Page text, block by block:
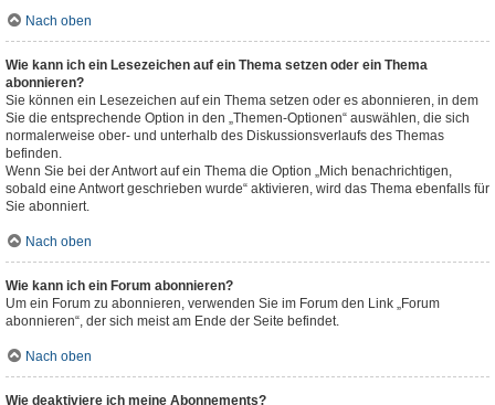
Nach oben
Wie kann ich ein Lesezeichen auf ein Thema setzen oder ein Thema
abonnieren?
Sie können ein Lesezeichen auf ein Thema setzen oder es abonnieren, in dem
Sie die entsprechende Option in den „Themen-Optionen“ auswählen, die sich
normalerweise ober- und unterhalb des Diskussionsverlaufs des Themas
befinden.
Wenn Sie bei der Antwort auf ein Thema die Option „Mich benachrichtigen,
sobald eine Antwort geschrieben wurde“ aktivieren, wird das Thema ebenfalls für
Sie abonniert.
Nach oben
Wie kann ich ein Forum abonnieren?
Um ein Forum zu abonnieren, verwenden Sie im Forum den Link „Forum
abonnieren“, der sich meist am Ende der Seite befindet.
Nach oben
Wie deaktiviere ich meine Abonnements?